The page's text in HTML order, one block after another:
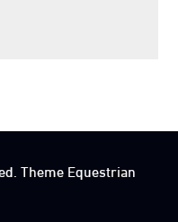
Theme Equestrian